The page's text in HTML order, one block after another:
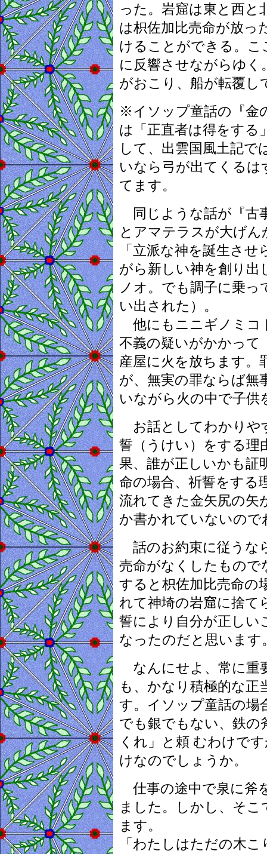
った。岩窟は東と西
は枳佐加比売命が放っ
けることができる。こ
に反響させながらゆ
がおこり、船が転覆し
※イソップ童話の『金
は「正直者は得をする
して、出雲国風土記で
いなら弓が出てくる
てます。
同じような話が『古
とアマテラスが大げ
「立派な神を誕生さ
がら新しい神を創り出
ノオ。でも調子に乗
い出された）。
他にもニニギノミコ
不義の疑いがかかって
産屋に火を放ちます。
が、無実の罪ならば無
いながら火の中で子
お話としてわかりや
誓（うけい）をする理
果、誰が正しいかも証
命の場合、祈誓をする
流れてきた金矢尻の矢
か書かれていないの
話のお約束に従うな
売命がなくしたもの
すると枳佐加比売命の
れて神埼の岩窟に捨て
誓により自分が正しい
なったのだと思います
なんにせよ、常に重
も、かなり積極的な正
す。イソップ童話の場
でも銀でもない、鉄の
くれ」と頼 むわけで
けなのでしょうか。
仕事の途中で泉に斧
ました。しかし、そ
ます。
「わたしはただの木